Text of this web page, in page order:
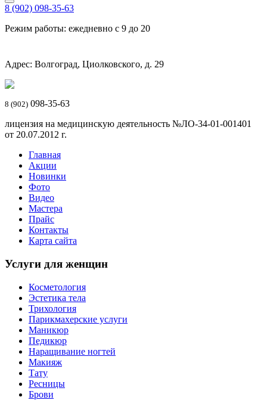
8 (902) 098-35-63
Режим работы: ежедневно с 9 до 20
Адрес: Волгоград, Циолковского, д. 29
8 (902) 098-35-63
лицензия на медицинскую деятельность №ЛО-34-01-001401
от 20.07.2012 г.
Главная
Акции
Новинки
Фото
Видео
Мастера
Прайс
Контакты
Карта сайта
Услуги для женщин
Косметология
Эстетика тела
Трихология
Парикмахерские услуги
Маникюр
Педикюр
Наращивание ногтей
Макияж
Тату
Ресницы
Брови